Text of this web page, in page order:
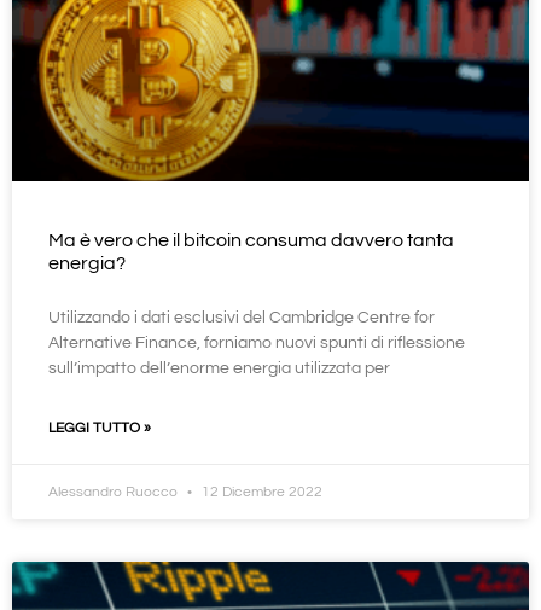
Ma è vero che il bitcoin consuma davvero tanta
energia?
Utilizzando i dati esclusivi del Cambridge Centre for
Alternative Finance, forniamo nuovi spunti di riflessione
sull’impatto dell’enorme energia utilizzata per
LEGGI TUTTO »
Alessandro Ruocco 12 Dicembre 2022